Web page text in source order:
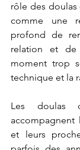
rôle des
comme une
profond de
relation et
moment trop
technique et la
Les
accompagnent
et leurs